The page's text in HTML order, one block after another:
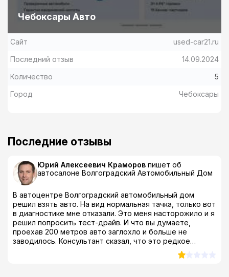
Чебоксары Авто
Сайт
used-car21.ru
Последний отзыв
14.09.2024
Количество
5
Город
Чебоксары
Последние отзывы
Юрий Алексеевич Краморов
автосалоне Волгоградский Автомобильный Дом
В автоцентре Волгоградский автомобильный дом
решил взять авто. На вид нормальная тачка, только вот
в диагностике мне отказали. Это меня насторожило и я
решил попросить тест-драйв. И что вы думаете,
проехав 200 метров авто заглохло и больше не
заводилось. Консультант сказал, что это редкое
явление и мастер все исправит, пока я буду оформлять
документы. Я естественно сразу с ними попрощался! А